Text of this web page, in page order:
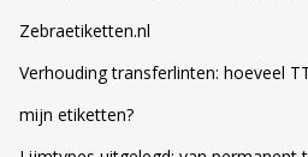
Zebraetiketten.nl
Verhouding transferlinten: hoeveel
mijn etiketten?